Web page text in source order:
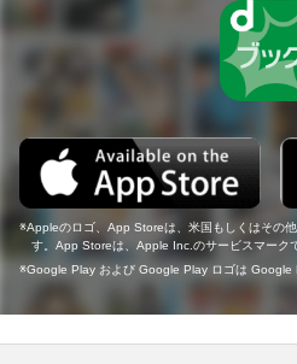
Appleのロゴ、App Storeは、米国もしくはその
す。App Storeは、Apple Inc.のサービスマーク
Google Play および Google Play ロゴは Google